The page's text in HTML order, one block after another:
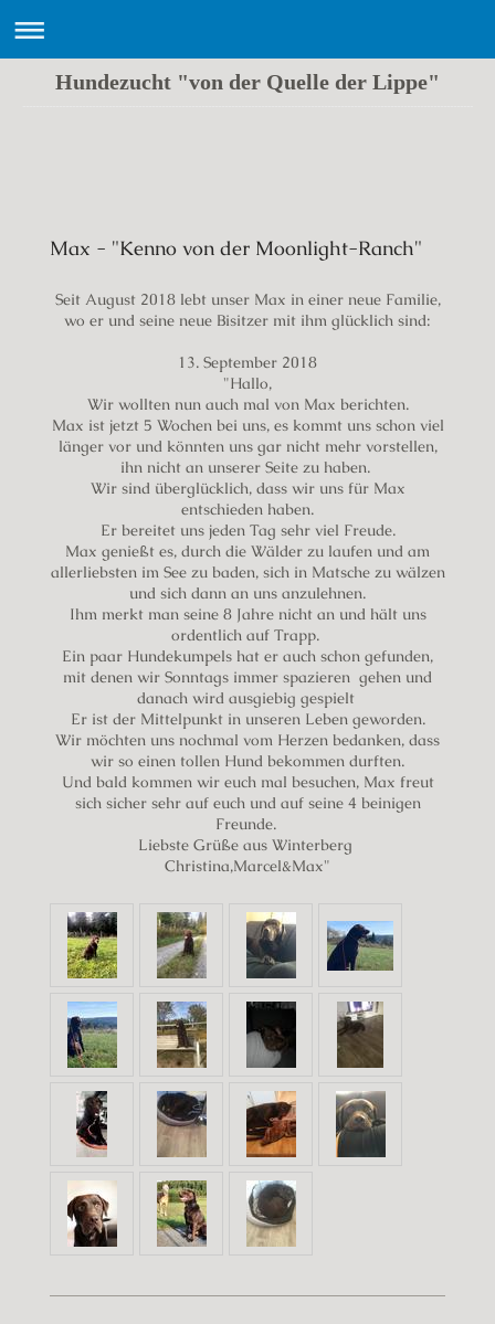
Hundezucht "von der Quelle der Lippe"
Max - "Kenno von der Moonlight-Ranch"
Seit August 2018 lebt unser Max in einer neue Familie,
wo er und seine neue Bisitzer mit ihm glücklich sind:
13. September 2018
"Hallo,
Wir wollten nun auch mal von Max berichten.
Max ist jetzt 5 Wochen bei uns, es kommt uns schon viel
länger vor und könnten uns gar nicht mehr vorstellen,
ihn nicht an unserer Seite zu haben.
Wir sind überglücklich, dass wir uns für Max
entschieden haben.
Er bereitet uns jeden Tag sehr viel Freude.
Max genießt es, durch die Wälder zu laufen und am
allerliebsten im See zu baden, sich in Matsche zu wälzen
und sich dann an uns anzulehnen.
Ihm merkt man seine 8 Jahre nicht an und hält uns
ordentlich auf Trapp.
Ein paar Hundekumpels hat er auch schon gefunden,
mit denen wir Sonntags immer spazieren gehen und
danach wird ausgiebig gespielt
Er ist der Mittelpunkt in unseren Leben geworden.
Wir möchten uns nochmal vom Herzen bedanken, dass
wir so einen tollen Hund bekommen durften.
Und bald kommen wir euch mal besuchen, Max freut
sich sicher sehr auf euch und auf seine 4 beinigen
Freunde.
Liebste Grüße aus Winterberg
Christina,Marcel&Max"